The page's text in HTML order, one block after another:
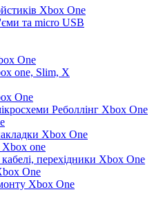
Xbox One
та micro USB
One
one, Slim, X
One
Реболлінг Xbox One
Xbox One
Xbox one
перехідники Xbox One
One
Xbox One